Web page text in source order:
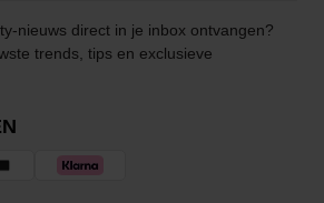
nieuws direct in je inbox ontvangen?
trends, tips en exclusieve